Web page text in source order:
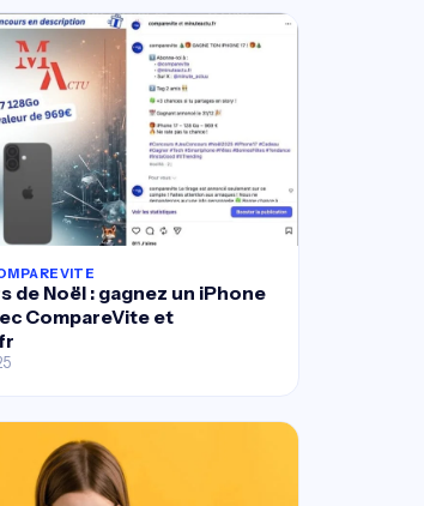
de Noël : gagnez un iPhone
CompareVite et